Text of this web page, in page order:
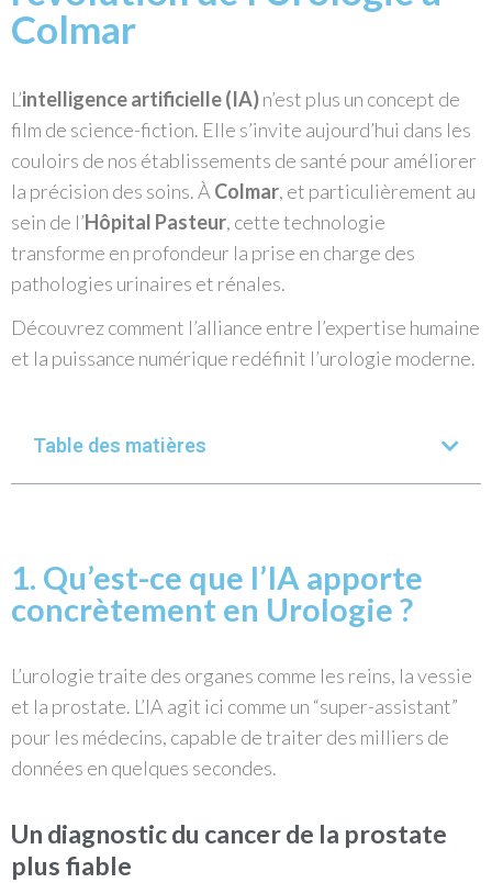
Colmar
L’intelligence artificielle (IA)n’est plus un concept de
film de science-fiction. Elle s’invite aujourd’hui dans les
couloirs de nos établissements de santé pour améliorer
la précision des soins. À Colmar, et particulièrement au
sein de l’Hôpital Pasteur, cette technologie
transforme en profondeur la prise en charge des
pathologies urinaires et rénales.
Découvrez comment l’alliance entre l’expertise humaine
et la puissance numérique redéfinit l’urologie moderne.
Table des matières
1. Qu’est-ce que l’IA apporte
concrètement en Urologie ?
L’urologie traite des organes comme les reins, la vessie
et la prostate. L’IA agit ici comme un “super-assistant”
pour les médecins, capable de traiter des milliers de
données en quelques secondes.
Un diagnostic du cancer de la prostate
plus fiable